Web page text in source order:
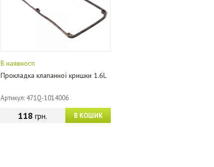
В наявності
Прокладка клапанної кришки 1.6L
Артикул: 471Q-1014006
В КОШИК
118 грн.